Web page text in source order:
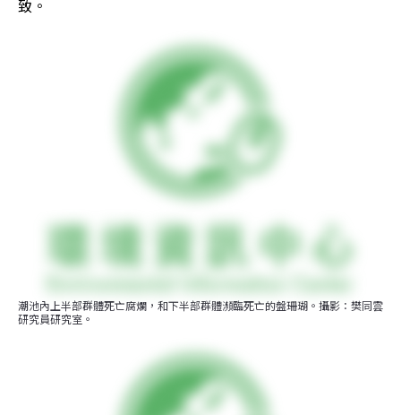
致。
潮池內上半部群體死亡腐爛，和下半部群體瀕臨死亡的盤珊瑚。攝影：樊同雲
研究員研究室。